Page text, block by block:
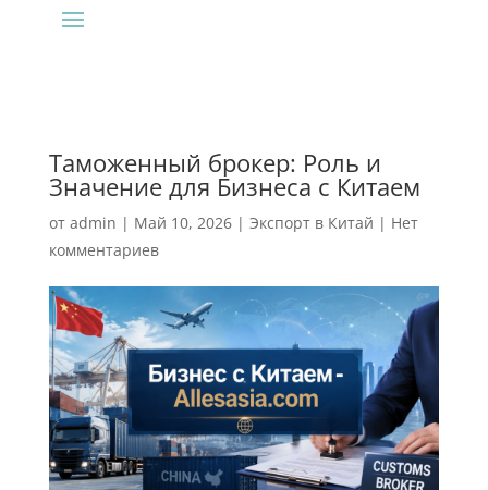
Таможенный брокер: Роль и
Значение для Бизнеса с Китаем
от admin | Май 10, 2026| Экспорт в Китай | Нет
комментариев